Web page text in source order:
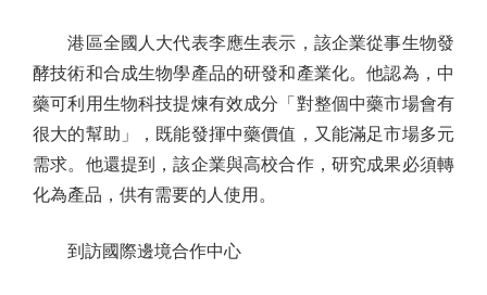
港區全國人大代表李應生表示，該企業從事生物發
酵技術和合成生物學產品的研發和產業化。他認為，中
藥可利用生物科技提煉有效成分「對整個中藥市場會有
很大的幫助」，既能發揮中藥價值，又能滿足市場多元
需求。他還提到，該企業與高校合作，研究成果必須轉
化為產品，供有需要的人使用。
到訪國際邊境合作中心